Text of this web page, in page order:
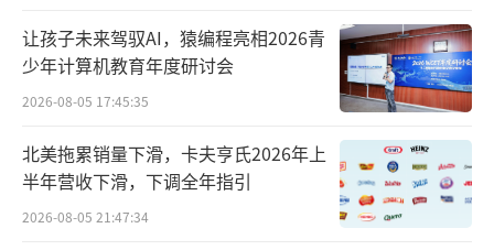
数据采集社区是京东布局具身智能数据基
础设施的一部分。目前京东已构建“采集—标
注—训练—验证”全流程数据流水线，覆盖物
流仓储、工业制造、健康医疗、家庭服务、城
市运维等五大核心场景，记录视觉、触觉、空
间轨迹等全维度数据。
让孩子未来驾驭AI，猿编程亮相2026青
少年计算机教育年度研讨会
2026-08-05 17:45:35
北美拖累销量下滑，卡夫亨氏2026年上
半年营收下滑，下调全年指引
2026-08-05 21:47:34